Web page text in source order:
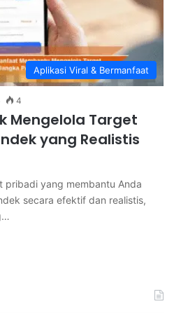
Aplikasi Viral & Bermanfaat
4
Mengelola Target
yang Realistis
pribadi yang membantu Anda
secara efektif dan realistis,